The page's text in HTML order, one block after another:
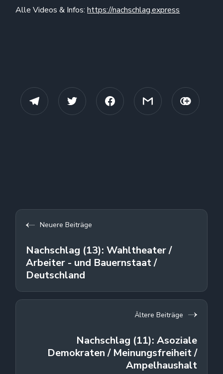
Alle Videos & Infos:https://nachschlag.express
Neuere Beiträge
Nachschlag (13): Wahltheater /
Arbeiter - und Bauernstaat /
Deutschland
Ältere Beiträge
Nachschlag (11): Asoziale
Demokraten / Meinungsfreiheit /
Ampelhaushalt